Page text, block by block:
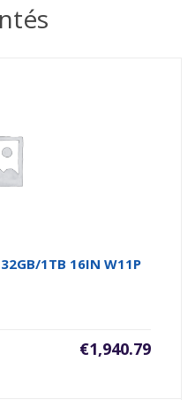
1TB 16IN W11P
€1,940.79